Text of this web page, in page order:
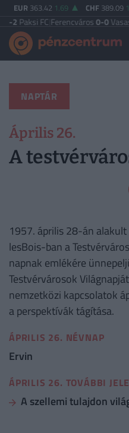
EUR 363.42 1.69 CHF 389.09
Paksi FC Ferencváros0-0Vasas
NAPTÁR
Április 26.
A
1957. április 28-án
lesBois-ban a
napnak emlékére
Testvérvárosok
nemzetközi kapcsolatok
a perspektívák tágítása.
ÁPRILIS 26. NÉVNAP
Ervin
ÁPRILIS 26. TOVÁBBI
A szellemi tulajdon